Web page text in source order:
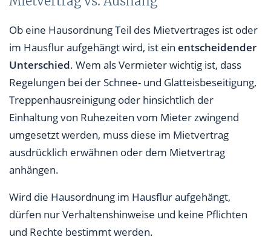
Ob eine Hausordnung Teil des Mietvertrages ist oder
im Hausflur aufgehängt wird, ist ein entscheidender
Unterschied. Wem als Vermieter wichtig ist, dass
Regelungen bei der Schnee- und Glatteisbeseitigung,
Treppenhausreinigung oder hinsichtlich der
Einhaltung von Ruhezeiten vom Mieter zwingend
umgesetzt werden, muss diese im Mietvertrag
ausdrücklich erwähnen oder dem Mietvertrag
anhängen.
Wird die Hausordnung im Hausflur aufgehängt,
dürfen nur Verhaltenshinweise und keine Pflichten
und Rechte bestimmt werden.